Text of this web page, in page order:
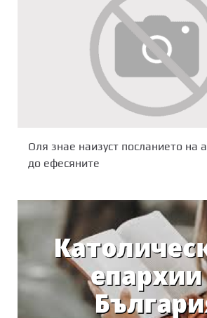
Оля знае наизуст посланието на
до ефесяните